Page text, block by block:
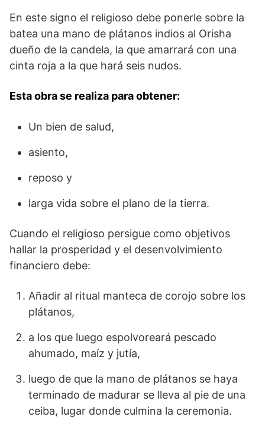
En este signo el religioso debe ponerle sobre la
batea una mano de plátanos indios al Orisha
dueño de la candela, la que amarrará con una
cinta roja a la que hará seis nudos.
Esta obra se realiza para obtener:
Un bien de salud,
asiento,
reposo y
larga vida sobre el plano de la tierra.
Cuando el religioso persigue como objetivos
hallar la prosperidad y el desenvolvimiento
financiero debe:
Añadir al ritual manteca de corojo sobre los
plátanos,
a los que luego espolvoreará pescado
ahumado, maíz y jutía,
luego de que la mano de plátanos se haya
terminado de madurar se lleva al pie de una
ceiba, lugar donde culmina la ceremonia.